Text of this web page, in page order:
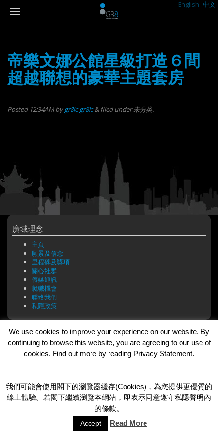
English 中文
帝樂文娜公館星級打造６間
超越聯想的豪華主題套房
Posted 12:34AMbygr8lc gr8lc &filed under 未分类.
廣域理念
主頁
願景及信念
里程碑及獎項
關心社群
傳媒通訊
就職機會
聯絡我們
私隱政策
旗下品牌
Bar Soul
Dada Bar + Lounge
© 2026 GR8 Leisure Concept Limited
We use cookies to improve your experience on our website. By
continuing to browse this website, you are agreeing to our use of
cookies. Find out more by reading Privacy Statement.
我們可能會使用閣下的瀏覽器緩存(Cookies)，為您提供更優質的
線上體驗。若閣下繼續瀏覽本網站，即表示同意遵守私隱聲明內
的條款。
Accept Read More